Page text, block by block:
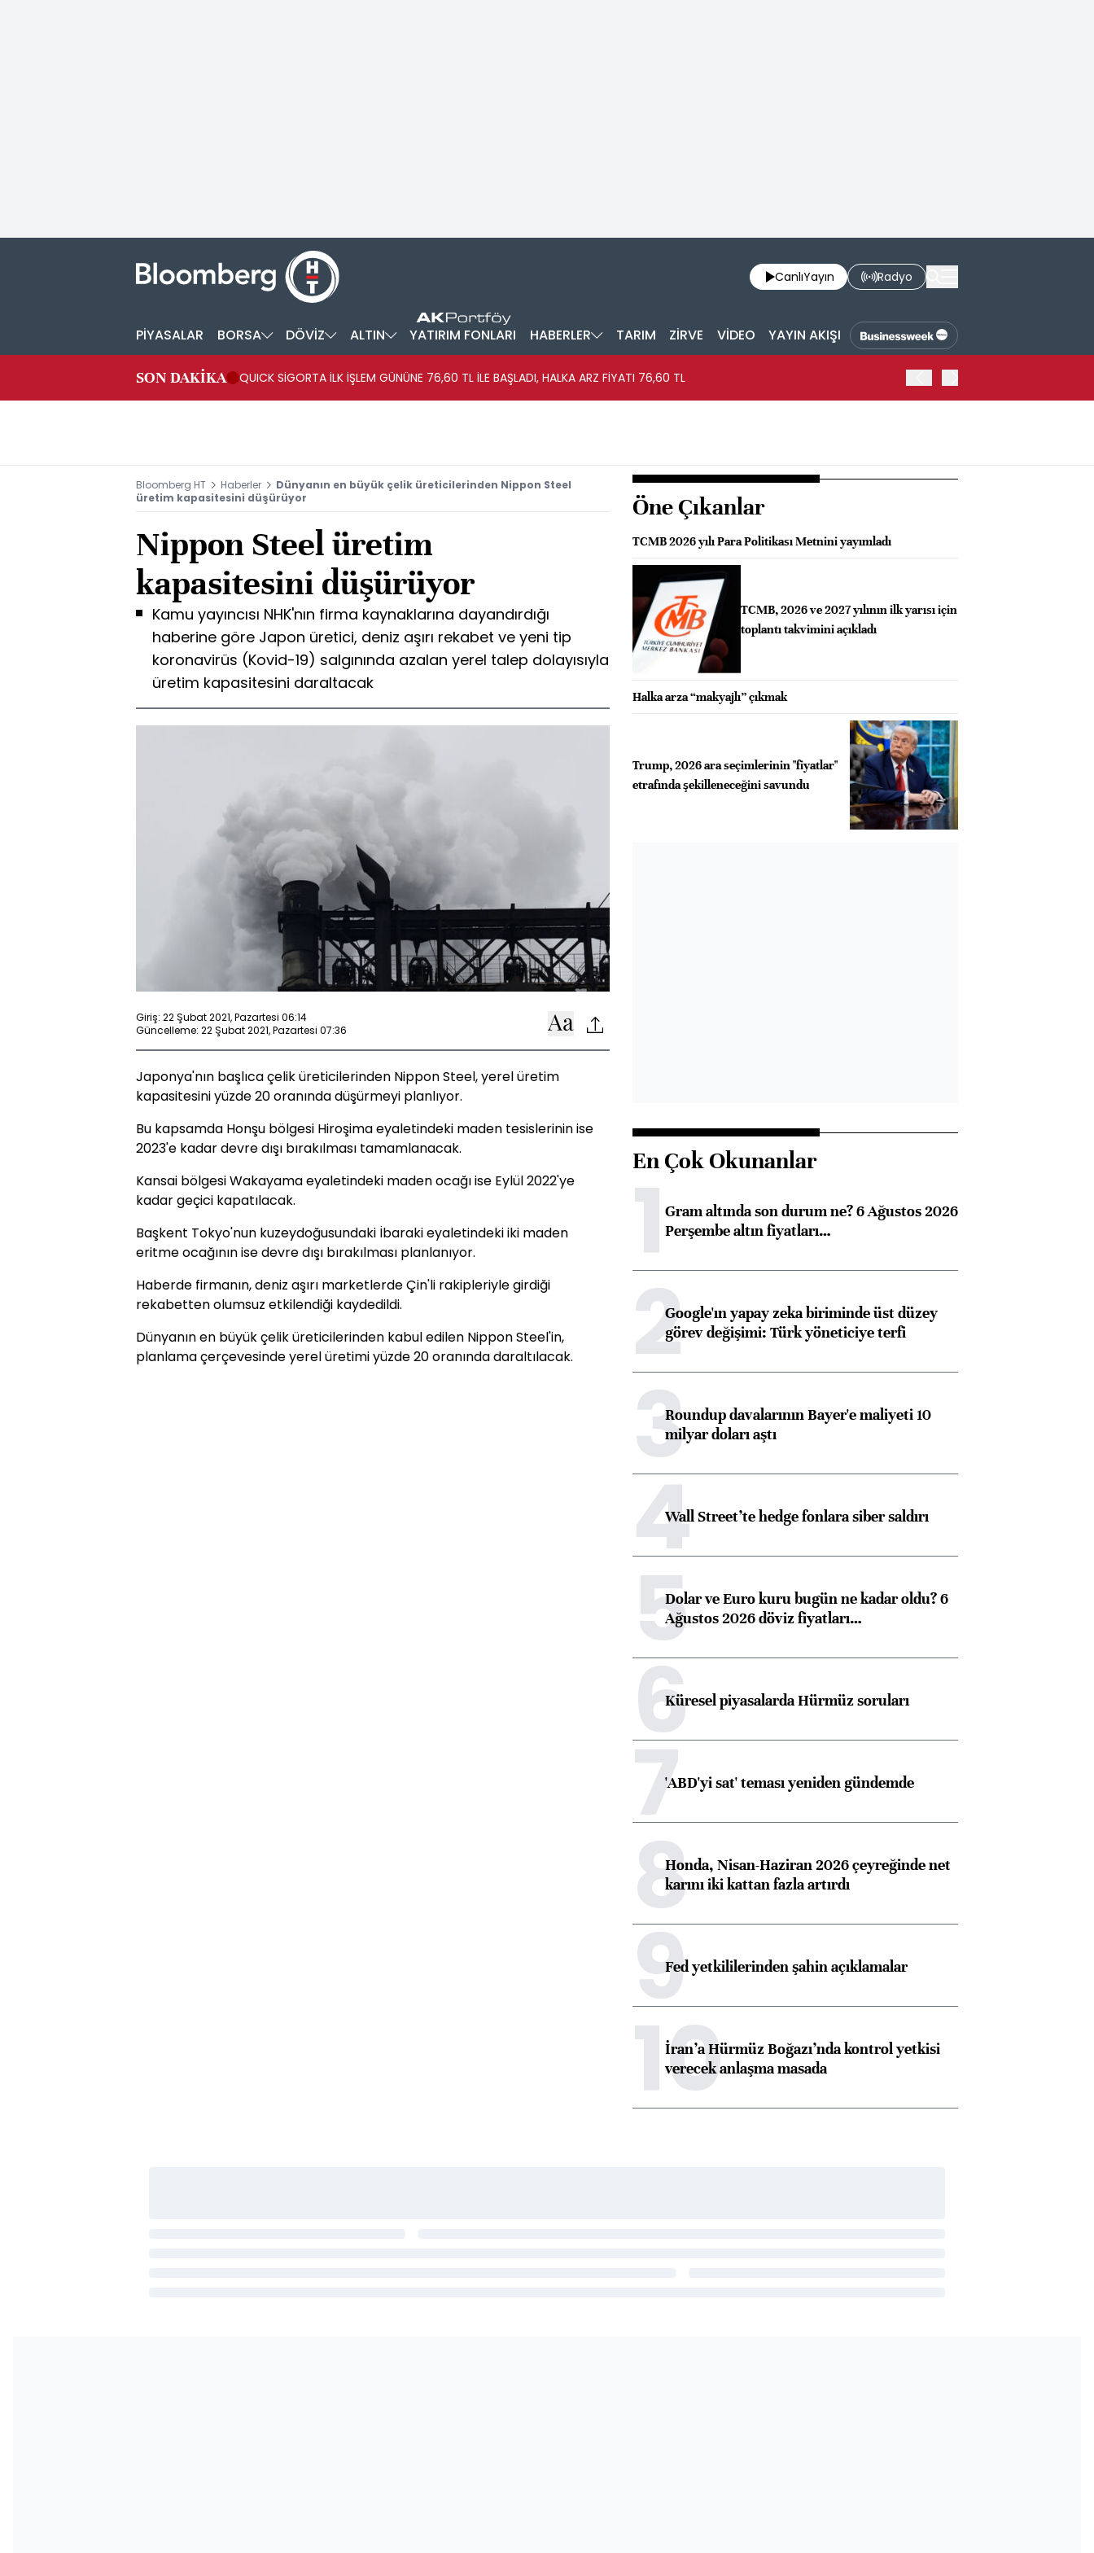
CanlıYayın Radyo
PİYASALAR BORSA DÖVİZ ALTIN YATIRIM FONLARI HABERLER TARIM ZİRVE VİDEO YAYIN AKIŞI
SON DAKİKA QUICK SİGORTA İLK İŞLEM GÜNÜNE 76,60 TL İLE BAŞLADI, HALKA ARZ FİYATI 76,60 TL
Bloomberg HT Haberler
Dünyanın en büyük çelik üreticilerinden Nippon Steel
üretim kapasitesini düşürüyor
Nippon Steel üretim
kapasitesini düşürüyor
Kamu yayıncısı NHK'nın firma kaynaklarına dayandırdığı
haberine göre Japon üretici, deniz aşırı rekabet ve yeni tip
koronavirüs (Kovid-19) salgınında azalan yerel talep dolayısıyla
üretim kapasitesini daraltacak
Giriş: 22 Şubat 2021, Pazartesi 06:14
Güncelleme: 22 Şubat 2021, Pazartesi 07:36
Japonya'nın başlıca çelik üreticilerinden Nippon Steel, yerel üretim
kapasitesini yüzde 20 oranında düşürmeyi planlıyor.
Bu kapsamda Honşu bölgesi Hiroşima eyaletindeki maden tesislerinin ise
2023'e kadar devre dışı bırakılması tamamlanacak.
Kansai bölgesi Wakayama eyaletindeki maden ocağı ise Eylül 2022'ye
kadar geçici kapatılacak.
Başkent Tokyo'nun kuzeydoğusundaki İbaraki eyaletindeki iki maden
eritme ocağının ise devre dışı bırakılması planlanıyor.
Haberde firmanın, deniz aşırı marketlerde Çin'li rakipleriyle girdiği
rekabetten olumsuz etkilendiği kaydedildi.
Dünyanın en büyük çelik üreticilerinden kabul edilen Nippon Steel'in,
planlama çerçevesinde yerel üretimi yüzde 20 oranında daraltılacak.
Öne Çıkanlar
TCMB 2026 yılı Para Politikası Metnini yayımladı
TCMB, 2026 ve 2027 yılının ilk yarısı için
toplantı takvimini açıkladı
Halka arza “makyajlı” çıkmak
Trump, 2026 ara seçimlerinin "fiyatlar"
etrafında şekilleneceğini savundu
En Çok Okunanlar
1Gram altında son durum ne? 6 Ağustos 2026
Perşembe altın fiyatları…
2Google'ın yapay zeka biriminde üst düzey
görev değişimi: Türk yöneticiye terfi
3Roundup davalarının Bayer'e maliyeti 10
milyar doları aştı
4Wall Street’te hedge fonlara siber saldırı
5Dolar ve Euro kuru bugün ne kadar oldu? 6
Ağustos 2026 döviz fiyatları…
6Küresel piyasalarda Hürmüz soruları
7'ABD'yi sat' teması yeniden gündemde
8Honda, Nisan-Haziran 2026 çeyreğinde net
karını iki kattan fazla artırdı
9Fed yetkililerinden şahin açıklamalar
10
İran’a Hürmüz Boğazı’nda kontrol yetkisi
verecek anlaşma masada